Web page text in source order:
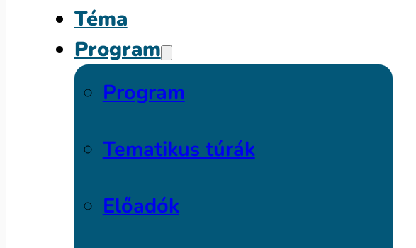
Téma
Program
Program
Tematikus túrák
Előadók